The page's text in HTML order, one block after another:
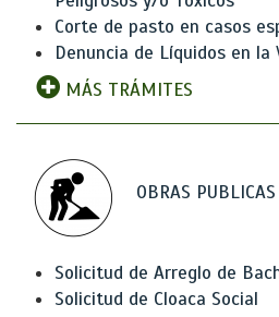
Corte de pasto en casos
Denuncia de Líquidos en la
MÁS TRÁMITES
OBRAS PUBLICAS
Solicitud de Arreglo de
Solicitud de Cloaca Social